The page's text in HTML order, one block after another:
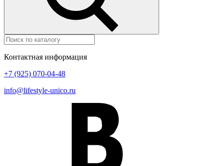
Контактная информация
+7 (925) 070-04-48
info@lifestyle-unico.ru